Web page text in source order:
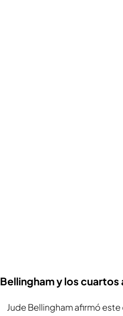
Bellingham y los cuartos
Jude Bellingham afirmó